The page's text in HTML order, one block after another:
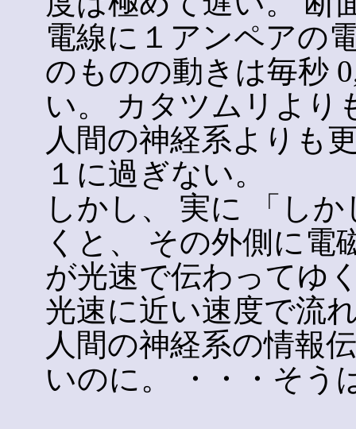
電線に１アンペアの
のものの動きは毎秒
い。 カタツムリより
人間の神経系よりも
１に過ぎない。
しかし、 実に 「し
くと、 その外側に電
が光速で伝わってゆ
光速に近い速度で流
人間の神経系の情報
いのに。 ・・・そう